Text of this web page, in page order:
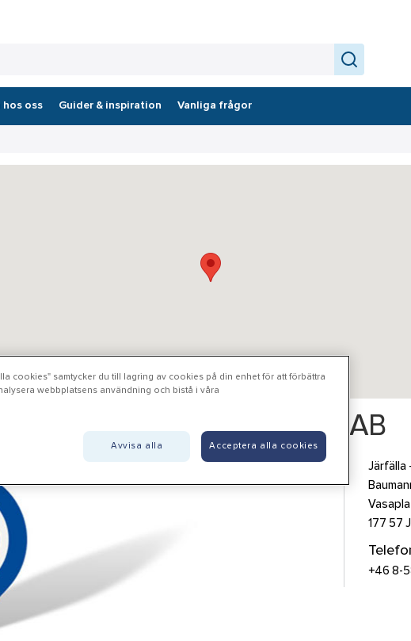
hos oss Guider & inspiration Vanliga frågor
Christian Baumann AB
Järfälla
177 57
+46 8-
cookies" samtycker du till lagring av cookies på din enhet för att förbättra
webbplatsens användning och bistå i våra
Avvisa alla Acceptera alla cookies